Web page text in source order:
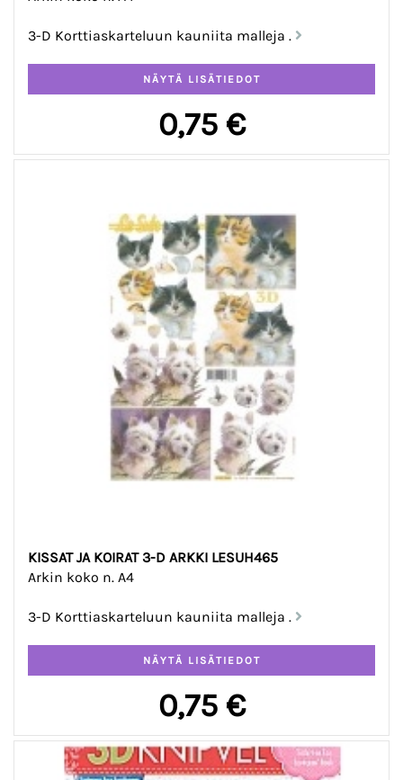
3-D Korttiaskarteluun kauniita malleja .
0,75 €
KISSAT JA KOIRAT 3-D ARKKI LESUH465
Arkin koko n. A4
3-D Korttiaskarteluun kauniita malleja .
0,75 €